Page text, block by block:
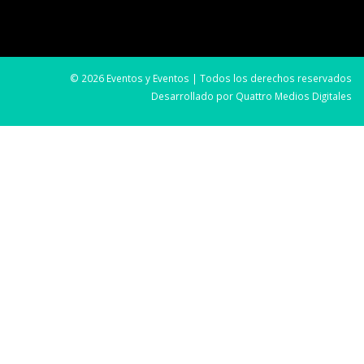
© 2026 Eventos y Eventos | Todos los derechos reservados
Desarrollado por Quattro Medios Digitales